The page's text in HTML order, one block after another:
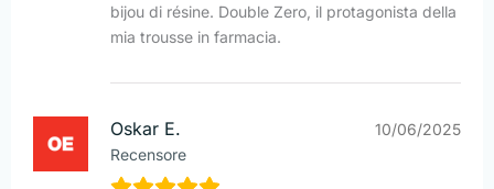
bijou di résine. Double Zero, il protagonista della
mia trousse in farmacia.
Oskar E.
Recensore
10/06/2025